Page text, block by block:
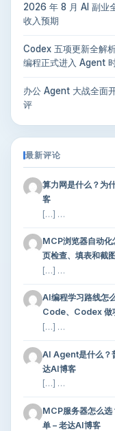
2026 年 8 月 AI 副业
收入预期
Codex 五项更新全解
编程正式进入 Agent
办公 Agent 大战全面
评
最新评论
算力网是什么？为
客
[…] …
MCP浏览器自动
页检查、填表和截
[…] …
AI编程学习路线怎
Code、Codex 做
[…] …
AI Agent是什么？
达AI博客
[…] …
MCP服务器怎么选
单 – 老达AI博客